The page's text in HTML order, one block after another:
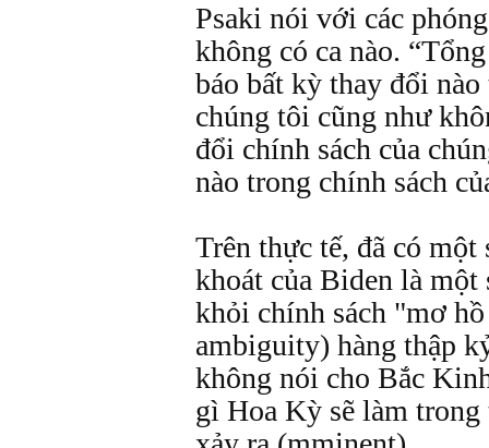
Psaki nói với các
không có ca nào.
báo bất kỳ thay đổi
chúng tôi cũng như
đổi chính sách của
nào trong chính sách
Trên thực tế, đã có
khoát của Biden là một
khỏi chính sách "mơ
ambiguity) hàng thập
không nói cho Bắc
gì Hoa Kỳ sẽ làm